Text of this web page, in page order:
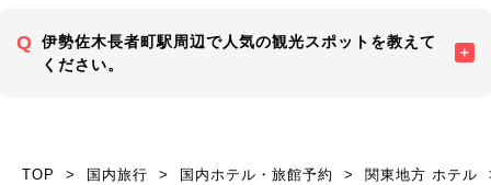
伊勢佐木長者町駅周辺で人気の観光スポットを教えて
ください。
TOP 国内旅行 国内ホテル・旅館予約 関東地方 ホテル